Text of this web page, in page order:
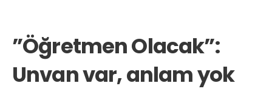
​”Öğretmen Olacak”:
Unvan var, anlam yok